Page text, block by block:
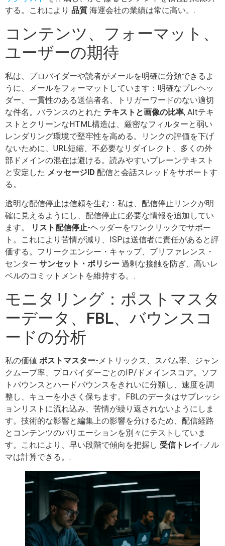
する。これにより 品質 海運会社の業績は常に高い。.
コンテンツ、フォーマット、
ユーザーの期待
私は、プロバイダーや読者がメールを明確に分類できるよ
うに、メールをフォーマットしています：明確なプレヘッ
ダー、一貫性のある送信者名、トリガーワードのない適切
な件名。バランスのとれた テキストと画像の比率, Altテキ
ストとクリーンなHTML構造は、厳密なフィルターと弱い
レンダリング環境で堅牢性を高める。リンクの評価を下げ
ないために、URL短縮、不必要なリダイレクト、多くの外
部ドメインの混在は避ける。読みやすいプレーンテキスト
と安定した メッセージID 配信と会話スレッドをサポートす
る。.
透明な配信停止は信頼を生む：私は、配信停止リンクが明
確に見えるようにし、配信停止に必要な情報を追加してい
ます。
リスト配信停止-ヘッダーをワンクリックでサポー
ト。これにより苦情が減り、ISPは送信者に責任があると評
価する。フリークエンシー・キャップ、プリファレンス・
センター サンセット・ポリシー 過剰な接触を防ぎ、高いレ
ベルのコミットメントを維持する。.
モニタリング：ポストマスタ
ーデータ、FBL、バウンスコ
ードの分析
私の価値 ポストマスター-メトリックス、スパム率、ジャン
クムーブ率、プロバイダーごとのIP/ドメインスコア。ソフ
トバウンスとハードバウンスをきれいに分類し、速度を調
整し、キューを小さく保ちます。FBLのデータはサプレッシ
ョンリストに流れ込み、苦情が繰り返されないようにしま
す。技術的な影響と編集上の影響を分けるため、配信経路
とコンテンツのバリエーションを別々にテストしていま
す。これにより、早い段階で傾向を把握し 受信トレイ-ノル
マは計算できる。.